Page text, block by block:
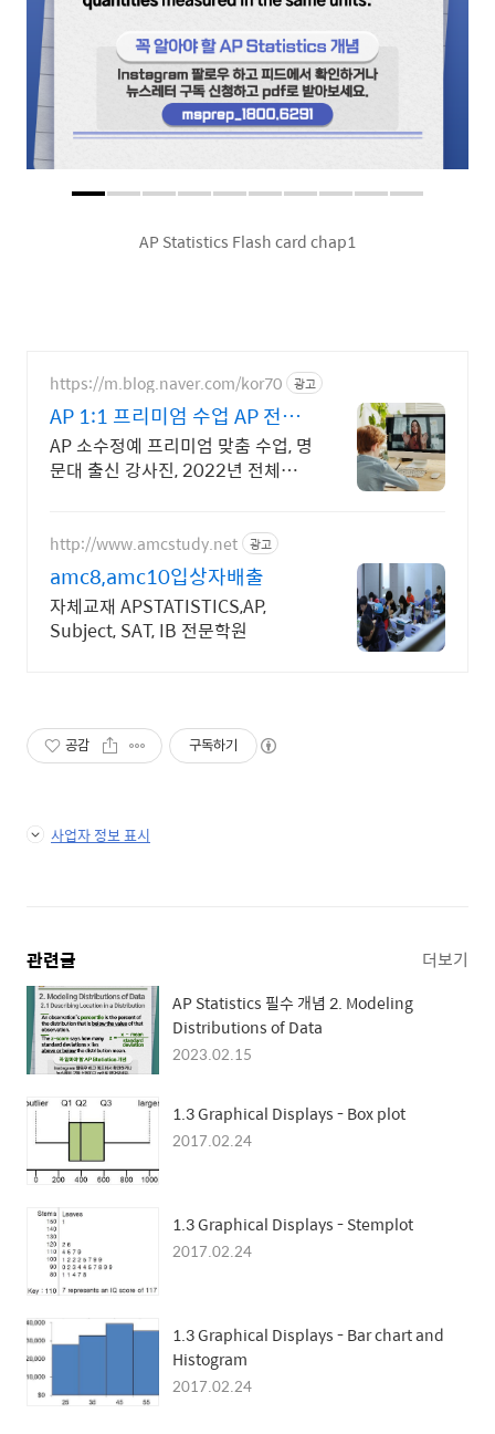
AP Statistics Flash card chap1
https://m.blog.naver.com/kor70 광고
AP 1:1 프리미엄 수업 AP 전문
가들의 밀착 관리
AP 소수정예 프리미엄 맞춤 수업, 명
문대 출신 강사진, 2022년 전체
http://www.amcstudy.net 광고
amc8,amc10입상자배출
자체교재 APSTATISTICS,AP,
Subject, SAT, IB 전문학원
공감 구독하기
사업자 정보 표시
관련글 더보기
AP Statistics 필수 개념 2. Modeling
Distributions of Data
2023.02.15
1.3 Graphical Displays - Box plot
2017.02.24
1.3 Graphical Displays - Stemplot
2017.02.24
1.3 Graphical Displays - Bar chart and
Histogram
2017.02.24